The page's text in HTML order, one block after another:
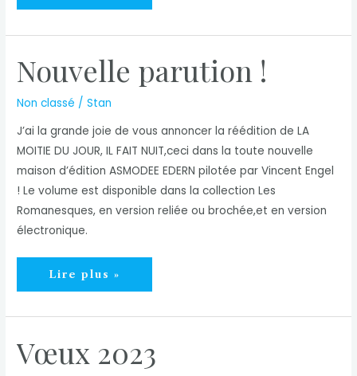
Nouvelle parution !
Non classé /Stan
J’ai la grande joie de vous annoncer la réédition de LA
MOITIE DU JOUR, IL FAIT NUIT,ceci dans la toute nouvelle
maison d’édition ASMODEE EDERN pilotée par Vincent Engel
! Le volume est disponible dans la collection Les
Romanesques, en version reliée ou brochée,et en version
électronique.
Lire plus »
Vœux 2023